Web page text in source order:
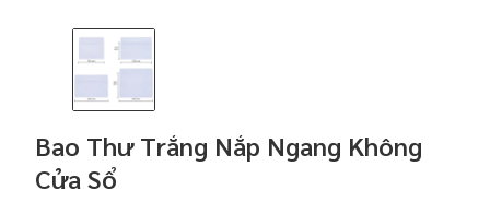
Bao Thư Trắng Nắp Ngang Không
Cửa Sổ